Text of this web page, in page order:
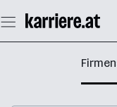
Seiteninhalt
springen